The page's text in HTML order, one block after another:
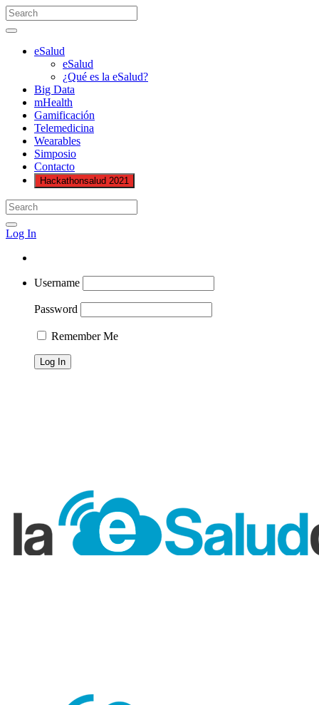
eSalud
eSalud
¿Qué es la eSalud?
Big Data
mHealth
Gamificación
Telemedicina
Wearables
Simposio
Contacto
Hackathonsalud 2021
Log In
Username
Password
Remember Me